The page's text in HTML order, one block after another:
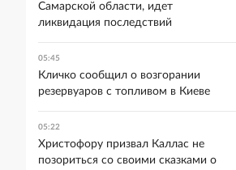
Самарской области, идет
ликвидация последствий
05:45
Кличко сообщил о возгорании
резервуаров с топливом в Киеве
05:22
Христофору призвал Каллас не
позориться со своими сказками о